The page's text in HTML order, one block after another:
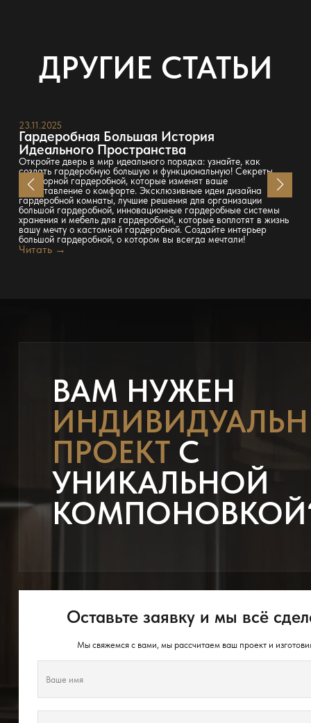
ДРУГИЕ СТАТЬИ
23.11.2025
Гардеробная Большая История
Идеального Пространства
Откройте дверь в мир идеального порядка: узнайте, как
создать гардеробную большую и функциональную! Секреты
просторной гардеробной, которые изменят ваше
представление о комфорте. Эксклюзивные идеи дизайна
гардеробной комнаты, лучшие решения для организации
большой гардеробной, инновационные гардеробные системы
хранения и мебель для гардеробной, которые воплотят в жизнь
вашу мечту о кастомной гардеробной. Создайте интерьер
большой гардеробной, о котором вы всегда мечтали!
Читать →
ВАМ НУЖЕН
ПРОЕКТС
УНИКАЛЬНОЙ
Оставьте заявку и мы всё
Мы свяжемся с вами, мы рассчитаем ваш проект и